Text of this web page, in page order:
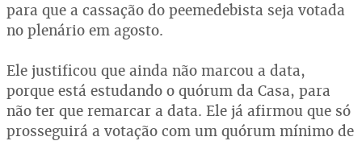
para que a cassação do peemedebista seja votada
no plenário em agosto.
Ele justificou que ainda não marcou a data,
porque está estudando o quórum da Casa, para
não ter que remarcar a data. Ele já afirmou que só
prosseguirá a votação com um quórum mínimo de